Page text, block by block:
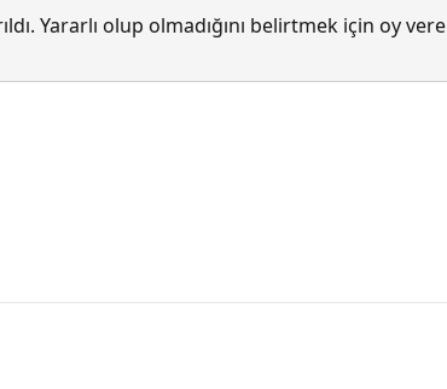
Yararlı olup olmadığını belirtmek için oy